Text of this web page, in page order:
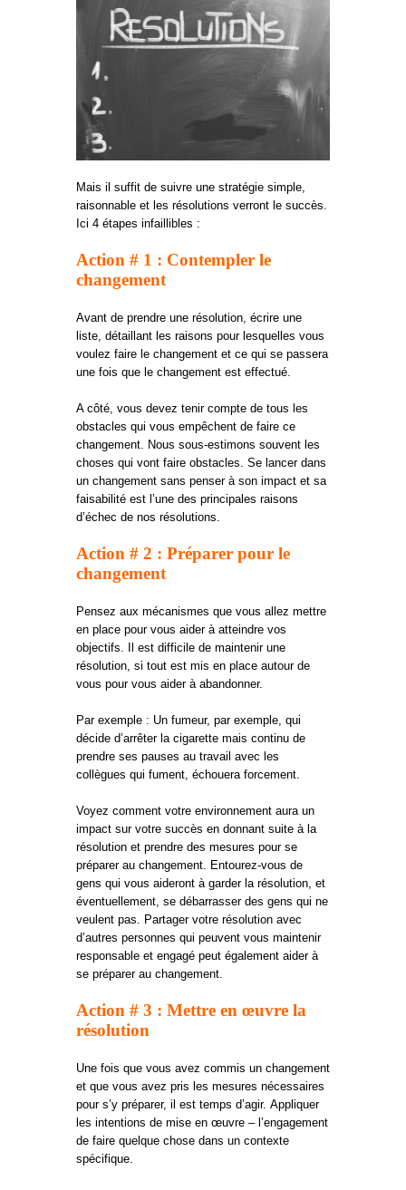
Mais il suffit de suivre une stratégie simple,
raisonnable et les résolutions verront le succès.
Ici 4 étapes infaillibles :
Action # 1 : Contempler le
changement
Avant de prendre une résolution, écrire une
liste, détaillant les raisons pour lesquelles vous
voulez faire le changement et ce qui se passera
une fois que le changement est effectué.
A côté, vous devez tenir compte de tous les
obstacles qui vous empêchent de faire ce
changement. Nous sous-estimons souvent les
choses qui vont faire obstacles. Se lancer dans
un changement sans penser à son impact et sa
faisabilité est l’une des principales raisons
d’échec de nos résolutions.
Action # 2 : Préparer pour le
changement
Pensez aux mécanismes que vous allez mettre
en place pour vous aider à atteindre vos
objectifs. Il est difficile de maintenir une
résolution, si tout est mis en place autour de
vous pour vous aider à abandonner.
Par exemple : Un fumeur, par exemple, qui
décide d’arrêter la cigarette mais continu de
prendre ses pauses au travail avec les
collègues qui fument, échouera forcement.
Voyez comment votre environnement aura un
impact sur votre succès en donnant suite à la
résolution et prendre des mesures pour se
préparer au changement. Entourez-vous de
gens qui vous aideront à garder la résolution, et
éventuellement, se débarrasser des gens qui ne
veulent pas. Partager votre résolution avec
d’autres personnes qui peuvent vous maintenir
responsable et engagé peut également aider à
se préparer au changement.
Action # 3 : Mettre en œuvre la
résolution
Une fois que vous avez commis un changement
et que vous avez pris les mesures nécessaires
pour s’y préparer, il est temps d’agir. Appliquer
les intentions de mise en œuvre – l’engagement
de faire quelque chose dans un contexte
spécifique.